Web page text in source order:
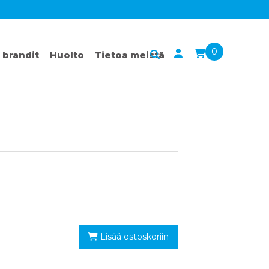
brandit Huolto Tietoa meistä 0
Lisää ostoskoriin